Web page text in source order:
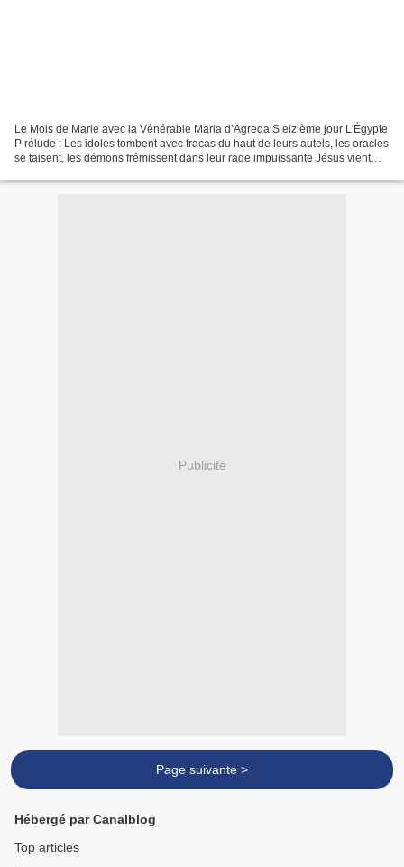
Le Mois de Marie avec la Vénérable Maria d’Agreda S eizième jour L'Égypte
P rélude : Les idoles tombent avec fracas du haut de leurs autels, les oracles
se taisent, les démons frémissent dans leur rage impuissante Jésus vient
Publicité
Page suivante >
Hébergé par Canalblog
Top articles